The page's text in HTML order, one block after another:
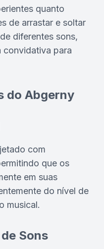
quanto
de arrastar e soltar
diferentes sons,
convidativa para
do Abgerny
com
que os
em suas
do nível de
musical.
Sons